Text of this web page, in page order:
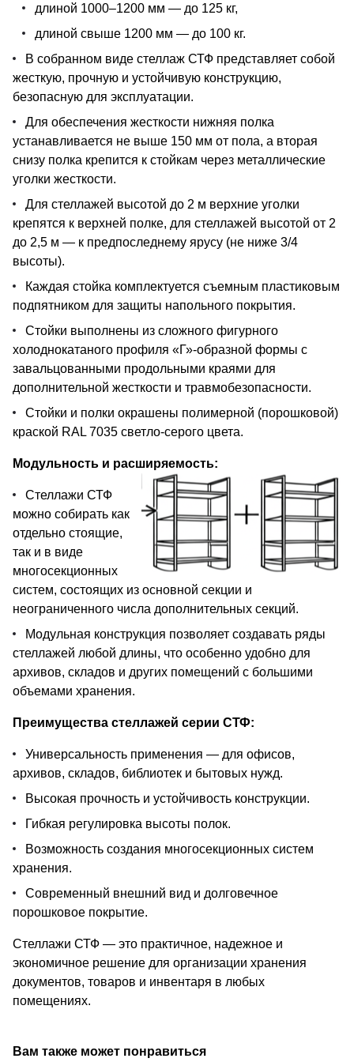
длиной 1000–1200 мм — до 125 кг,
длиной свыше 1200 мм — до 100 кг.
В собранном виде стеллаж СТФ представляет собой
жесткую, прочную и устойчивую конструкцию,
безопасную для эксплуатации.
Для обеспечения жесткости нижняя полка
устанавливается не выше 150 мм от пола, а вторая
снизу полка крепится к стойкам через металлические
уголки жесткости.
Для стеллажей высотой до 2 м верхние уголки
крепятся к верхней полке, для стеллажей высотой от 2
до 2,5 м — к предпоследнему ярусу (не ниже 3/4
высоты).
Каждая стойка комплектуется съемным пластиковым
подпятником для защиты напольного покрытия.
Стойки выполнены из сложного фигурного
холоднокатаного профиля «Г»-образной формы с
завальцованными продольными краями для
дополнительной жесткости и травмобезопасности.
Стойки и полки окрашены полимерной (порошковой)
краской RAL 7035 светло-серого цвета.
Модульность и расширяемость:
Стеллажи СТФ
можно собирать как
отдельно стоящие,
так и в виде
многосекционных
систем, состоящих из основной секции и
неограниченного числа дополнительных секций.
Модульная конструкция позволяет создавать ряды
стеллажей любой длины, что особенно удобно для
архивов, складов и других помещений с большими
объемами хранения.
Преимущества стеллажей серии СТФ:
Универсальность применения — для офисов,
архивов, складов, библиотек и бытовых нужд.
Высокая прочность и устойчивость конструкции.
Гибкая регулировка высоты полок.
Возможность создания многосекционных систем
хранения.
Современный внешний вид и долговечное
порошковое покрытие.
Стеллажи СТФ — это практичное, надежное и
экономичное решение для организации хранения
документов, товаров и инвентаря в любых
помещениях.
Вам также может понравиться